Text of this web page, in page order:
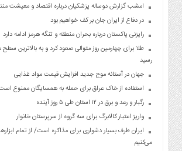
امشب گزارش دوساله پزشکیان درباره اقتصاد و معیشت
در دفاع از ایران جان بر کف خواهیم بود
رایزنی پاکستان درباره بحران منطقه و تنگه هرمز ادامه دارد
طلا برای چهارمین روز متوالی صعود کرد و به بالاترین
رسید
جهان در آستانه موج جدید افزایش قیمت مواد غذایی
استفاده از خاک عراق برای حمله به همسایگان ممنوع
رگبار و رعد و برق در ۱۲ استان طی ۵ روز آینده
واریز اعتبار کالابرگ برای سه گروه از سرپرستان خانوار
ایران طرف بسیار دشواری برای مذاکره است/ از تمام
می‌کنیم